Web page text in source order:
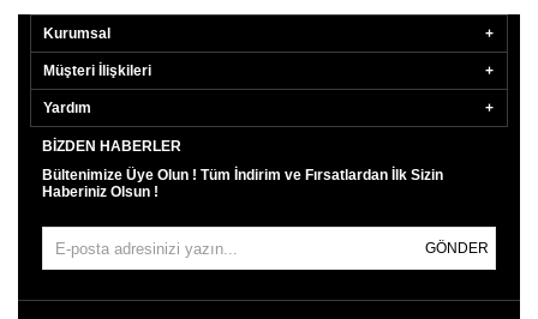
Kurumsal
Müşteri İlişkileri
Yardım
BIZDEN HABERLER
Bültenimize Üye Olun ! Tüm İndirim ve Fırsatlardan İlk Sizin
Haberiniz Olsun !
GÖNDER